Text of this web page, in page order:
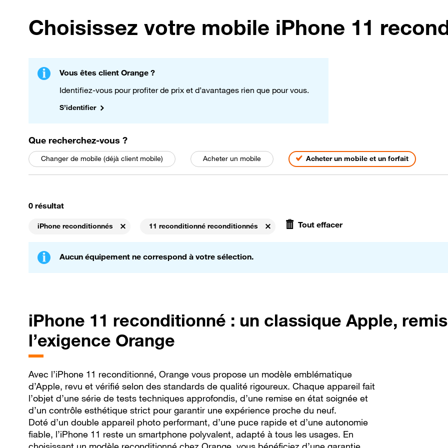
Choisissez votre mobile iPhone 11
Vous êtes client Orange ?
Identifiez-vous pour profiter de prix et d’avantages rien que pour vous.
S’identifier
Que recherchez-vous parmi les choix suivants
?
Changer de mobile (déjà client mobile) Acheter un mobile Acheter un mobile et un forfait
On a trouvé
0 résultat, avec le filtre Les mobiles reconditionnés iPhone 11 reconditionné, triés par pertinence
iPhone reconditionnés
11 reconditionné reconditionnés
Tout effacer
Aucun équipement ne correspond à votre sélection.
iPhone 11 reconditionné : un classique Apple,
l’exigence Orange
Avec l’iPhone 11 reconditionné, Orange vous propose un modèle emblématique
d’Apple, revu et vérifié selon des standards de qualité rigoureux. Chaque appareil fait
l’objet d’une série de tests techniques approfondis, d’une remise en état soignée et
d’un contrôle esthétique strict pour garantir une expérience proche du neuf.
Doté d’un double appareil photo performant, d’une puce rapide et d’une autonomie
fiable, l’iPhone 11 reste un smartphone polyvalent, adapté à tous les usages. En